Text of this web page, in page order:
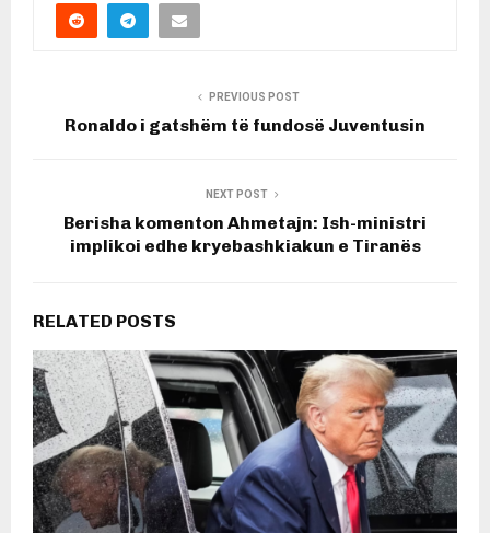
PREVIOUS POST
Ronaldo i gatshëm të fundosë Juventusin
NEXT POST
Berisha komenton Ahmetajn: Ish-ministri
implikoi edhe kryebashkiakun e Tiranës
RELATED POSTS